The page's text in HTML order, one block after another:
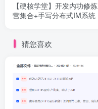
【硬核学堂】开发内功修炼
营集合+手写分布式IM系统
猜您喜欢